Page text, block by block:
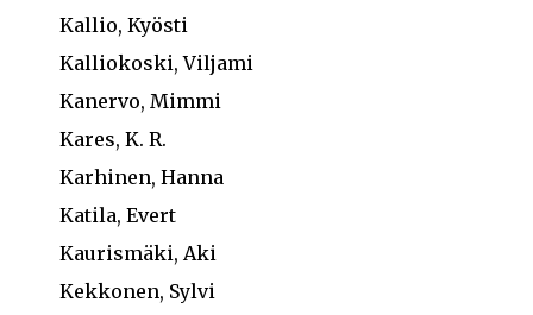
Kallio, Kyösti
Kalliokoski, Viljami
Kanervo, Mimmi
Kares, K. R.
Karhinen, Hanna
Katila, Evert
Kaurismäki, Aki
Kekkonen, Sylvi